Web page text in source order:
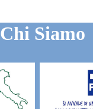
Chi Siamo